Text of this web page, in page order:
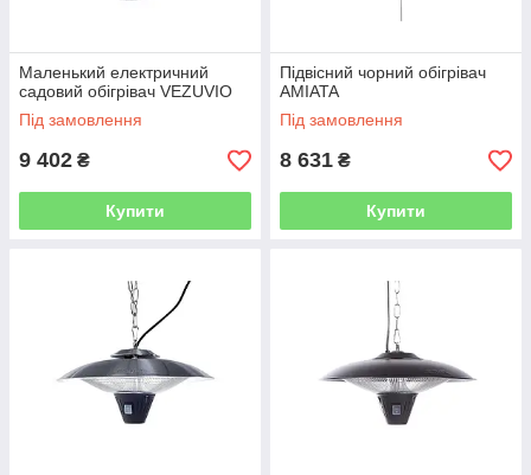
Маленький електричний
садовий обігрівач VEZUVIO
Під замовлення
9 402 ₴
Купити
Підвісний чорний обігрівач
AMIATA
Під замовлення
8 631 ₴
Купити